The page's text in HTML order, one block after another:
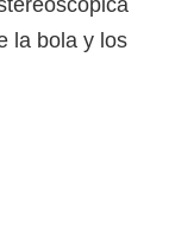
la bola y los